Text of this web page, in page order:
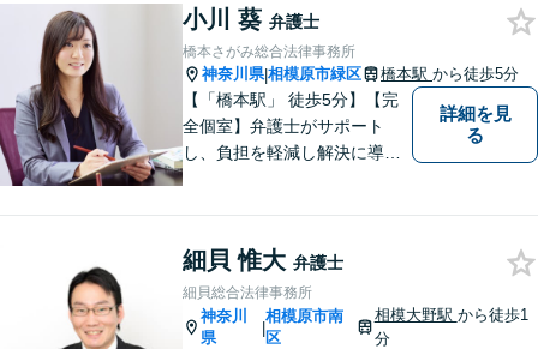
す。住宅ローンの支払で悩ま
れている方も一度ご相談くだ
さい。最高の結果が出せるよ
う自己研鑽を怠らず質の高い
仕事を目指します。
小川 葵 弁護士
橋本さがみ総合法律事務所
神奈川県|相模原市緑区 橋本駅 から徒歩5分
【「橋本駅」 徒歩5分】【完
全個室】弁護士がサポート
し、負担を軽減し解決に導き
はご相談いただき、今後の進
め方を一緒に考えましょう。
【法テラス利用可】
詳細を見
る
細貝 惟大 弁護士
細貝総合法律事務所
神奈川
県
|
相模原市南
区
相模大野駅 から徒歩1
分